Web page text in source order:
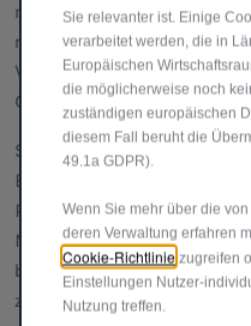
maximale Flexibilität,
mit einerReichweite von
Verbrennungsmotoren und
Option.
Seinem Auftrag treu
EasyPRO mit einer äußerst
Preisstrategie eingeführt,
Modellreihe liegt und ihn
breiten Kundenkreis macht
zu Jungunternehmern, die
Sie relevanter ist. Einige
verarbeitet werden, die in
Europäischen
die möglicherweise noch
zuständigen europäischen
diesem Fall beruht die
49.1a GDPR).
Wenn Sie mehr über die
deren Verwaltung erfahren
Cookie-Richtlinie zugreifen
Einstellungen Nutzer-
Nutzung treffen.